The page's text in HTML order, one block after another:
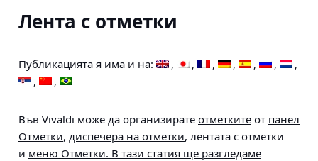
Лента с отметки
Публикацията я има и на:
Във Vivaldi може да организирате отметките от панел
Отметки, диспечера на отметки, лентата с отметки
и меню Отметки. В тази статия ще разгледаме